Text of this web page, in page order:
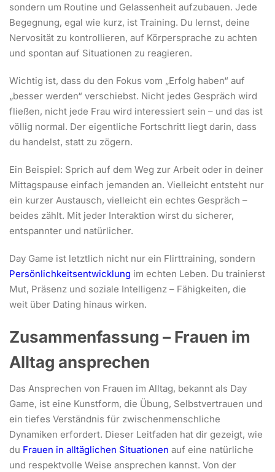
sondern um Routine und Gelassenheit aufzubauen. Jede
Begegnung, egal wie kurz, ist Training. Du lernst, deine
Nervosität zu kontrollieren, auf Körpersprache zu achten
und spontan auf Situationen zu reagieren.
Wichtig ist, dass du den Fokus vom „Erfolg haben“ auf
„besser werden“ verschiebst. Nicht jedes Gespräch wird
fließen, nicht jede Frau wird interessiert sein – und das ist
völlig normal. Der eigentliche Fortschritt liegt darin, dass
du handelst, statt zu zögern.
Ein Beispiel: Sprich auf dem Weg zur Arbeit oder in deiner
Mittagspause einfach jemanden an. Vielleicht entsteht nur
ein kurzer Austausch, vielleicht ein echtes Gespräch –
beides zählt. Mit jeder Interaktion wirst du sicherer,
entspannter und natürlicher.
Day Game ist letztlich nicht nur ein Flirttraining, sondern
Persönlichkeitsentwicklung im echten Leben. Du trainierst
Mut, Präsenz und soziale Intelligenz – Fähigkeiten, die
weit über Dating hinaus wirken.
Zusammenfassung – Frauen im
Alltag ansprechen
Das Ansprechen von Frauen im Alltag, bekannt als Day
Game, ist eine Kunstform, die Übung, Selbstvertrauen und
ein tiefes Verständnis für zwischenmenschliche
Dynamiken erfordert. Dieser Leitfaden hat dir gezeigt, wie
du Frauen in alltäglichen Situationen auf eine natürliche
und respektvolle Weise ansprechen kannst. Von der